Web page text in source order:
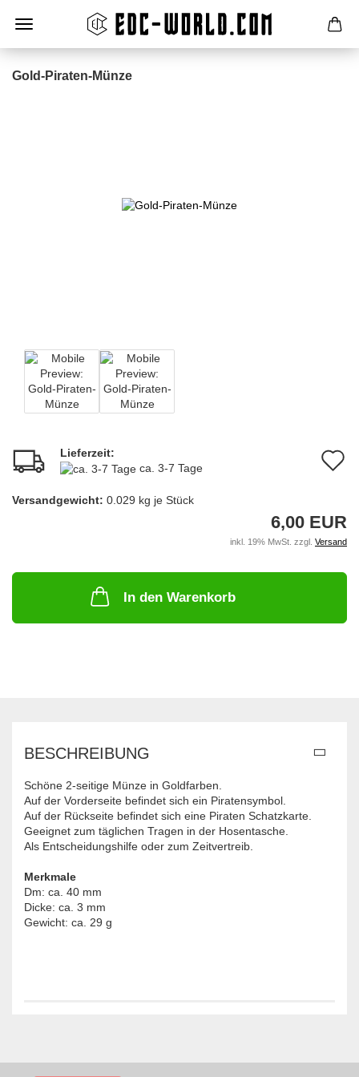
Gold-Piraten-Münze
Lieferzeit:
ca. 3-7 Tage
Versandgewicht: 0.029 kg je Stück
6,00 EUR
inkl. 19% MwSt. zzgl. Versand
In den Warenkorb
BESCHREIBUNG
Schöne 2-seitige Münze in Goldfarben.
Auf der Vorderseite befindet sich ein Piratensymbol.
Auf der Rückseite befindet sich eine Piraten Schatzkarte.
Geeignet zum täglichen Tragen in der Hosentasche.
Als Entscheidungshilfe oder zum Zeitvertreib.
Merkmale
Dm: ca. 40 mm
Dicke: ca. 3 mm
Gewicht: ca. 29 g